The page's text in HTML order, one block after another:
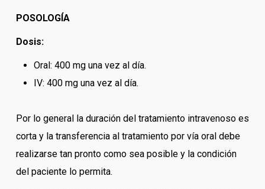
POSOLOGÍA
Dosis:
Oral: 400 mg una vez al día.
IV: 400 mg una vez al día.
Por lo general la duración del tratamiento intravenoso es
corta y la transferencia al tratamiento por vía oral debe
realizarse tan pronto como sea posible y la condición
del paciente lo permita.